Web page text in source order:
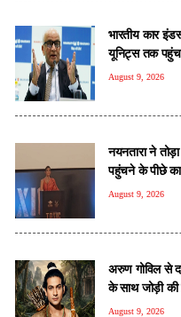
भारतीय कार
यूनिट्स तक
August 9, 2026
नयनतारा ने
पहुंचने के पीछे का
August 9, 2026
अरुण गोविल से
के साथ जोड़ी की
August 9, 2026